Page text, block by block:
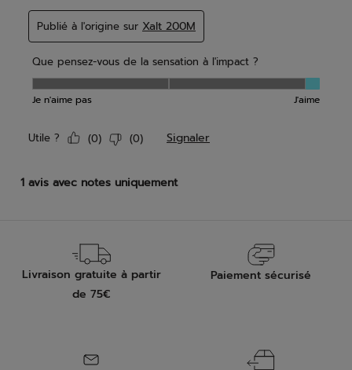
Livraison gratuite à partir
de 75€
Paiement sécurisé